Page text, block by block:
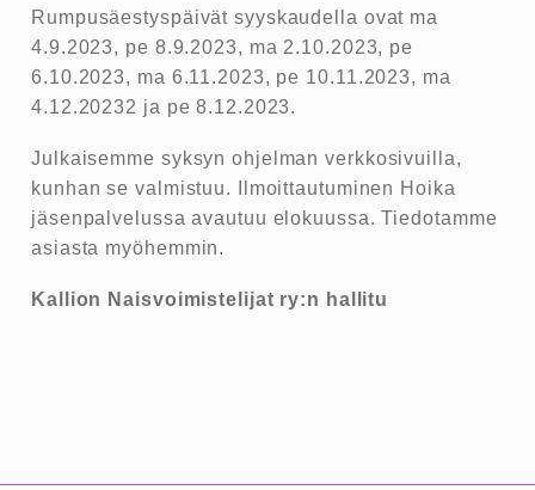
Rumpusäestyspäivät syyskaudella ovat ma
4.9.2023, pe 8.9.2023, ma 2.10.2023, pe
6.10.2023, ma 6.11.2023, pe 10.11.2023, ma
4.12.20232 ja pe 8.12.2023.
Julkaisemme syksyn ohjelman verkkosivuilla,
kunhan se valmistuu. Ilmoittautuminen Hoika
jäsenpalvelussa avautuu elokuussa. Tiedotamme
asiasta myöhemmin.
Kallion Naisvoimistelijat ry:n hallitu